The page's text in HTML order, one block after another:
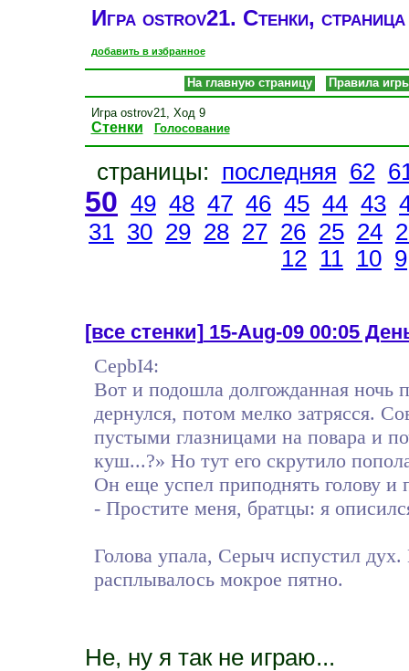
Игра ostrov21. Стенки,
добавить в избранное
На главную страницу Правила
Игра ostrov21, Ход 9
Стенки Голосование
страницы: последняя 62
50 49 48 47 46 45 44 43
31
30 29 28 27 26 25 24
12
11 10 9
[все стенки]15-Aug-09 00:05
CepbI4:
Вот и подошла долгожданная
дернулся, потом мелко затрясся.
пустыми глазницами на повара и
куш...?» Но тут его скрутило
Он еще успел приподнять голову
- Простите меня, братцы: я
Голова упала, Серыч испустил
расплывалось мокрое пятно.
Не, ну я так не играю...